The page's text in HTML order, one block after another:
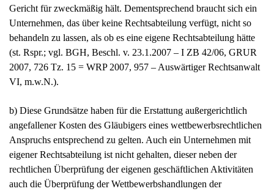
Gericht für zweckmäßig hält. Dementsprechend braucht sich ein
Unternehmen, das über keine Rechtsabteilung verfügt, nicht so
behandeln zu lassen, als ob es eine eigene Rechtsabteilung hätte
(st. Rspr.; vgl. BGH, Beschl. v. 23.1.2007 – I ZB 42/06, GRUR
2007, 726 Tz. 15 = WRP 2007, 957 – Auswärtiger Rechtsanwalt
VI, m.w.N.).
b) Diese Grundsätze haben für die Erstattung außergerichtlich
angefallener Kosten des Gläubigers eines wettbewerbsrechtlichen
Anspruchs entsprechend zu gelten. Auch ein Unternehmen mit
eigener Rechtsabteilung ist nicht gehalten, dieser neben der
rechtlichen Überprüfung der eigenen geschäftlichen Aktivitäten
auch die Überprüfung der Wettbewerbshandlungen der